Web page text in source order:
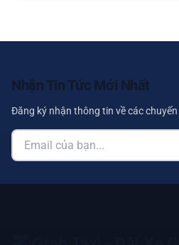
Nhận Tin Tức Mới Nhất
Đăng ký nhận thông tin về các chuyến